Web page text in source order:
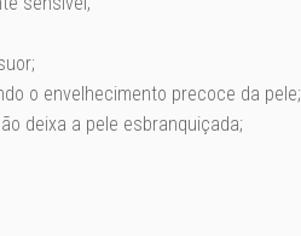
o envelhecimento precoce da pele;
deixa a pele esbranquiçada;